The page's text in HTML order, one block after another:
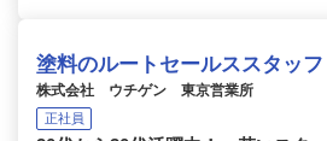
塗料のルートセールススタッフ
株式会社 ウチゲン 東京営業所
正社員